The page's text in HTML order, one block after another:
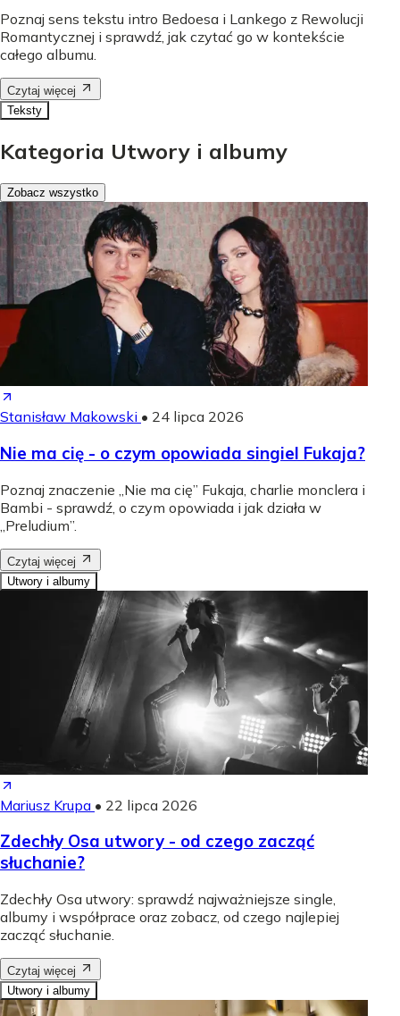
Poznaj sens tekstu intro Bedoesa i Lankego z Rewolucji
Romantycznej i sprawdź, jak czytać go w kontekście
całego albumu.
Czytaj więcej
Teksty
Kategoria Utwory i albumy
Zobacz wszystko
Stanisław Makowski • 24 lipca 2026
Nie ma cię - o czym opowiada singiel Fukaja?
Poznaj znaczenie „Nie ma cię” Fukaja, charlie monclera i
Bambi - sprawdź, o czym opowiada i jak działa w
„Preludium”.
Czytaj więcej
Utwory i albumy
Mariusz Krupa • 22 lipca 2026
Zdechły Osa utwory - od czego zacząć
słuchanie?
Zdechły Osa utwory: sprawdź najważniejsze single,
albumy i współprace oraz zobacz, od czego najlepiej
zacząć słuchanie.
Czytaj więcej
Utwory i albumy